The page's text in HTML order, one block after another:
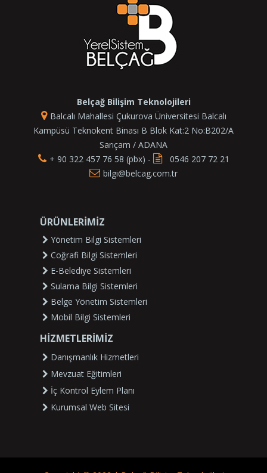
Belçağ Bilişim Teknolojileri
Balcalı Mahallesi Çukurova Üniversitesi Balcalı
Kampüsü Teknokent Binası B Blok Kat:2 No:B202/A
Sarıçam / ADANA
+ 90 322 457 76 58 (pbx) -
0546 207 72 21
bilgi@belcag.com.tr
ÜRÜNLERİMİZ
Yönetim Bilgi Sistemleri
Coğrafi Bilgi Sistemleri
E-Belediye Sistemleri
Sulama Bilgi Sistemleri
Belge Yönetim Sistemleri
Mobil Bilgi Sistemleri
HİZMETLERİMİZ
Danışmanlık Hizmetleri
Mevzuat Eğitimleri
İç Kontrol Eylem Planı
Kurumsal Web Sitesi